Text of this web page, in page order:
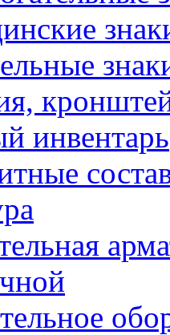
инвентарь